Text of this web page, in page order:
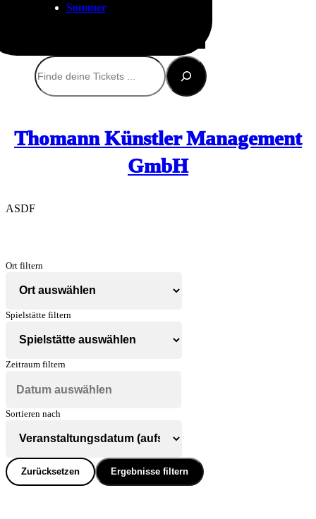
Sommer
Suchen
Thomann Künstler Management
GmbH
ASDF
Ort filtern
Spielstätte filtern
Zeitraum filtern
Sortieren nach
Zurücksetzen Ergebnisse filtern